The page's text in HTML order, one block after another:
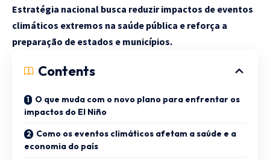
Estratégia nacional busca reduzir impactos de eventos
climáticos extremos na saúde pública e reforça a
preparação de estados e municípios.
Contents
O que muda com o novo plano para enfrentar os
impactos do El Niño
Como os eventos climáticos afetam a saúde e a
economia do país